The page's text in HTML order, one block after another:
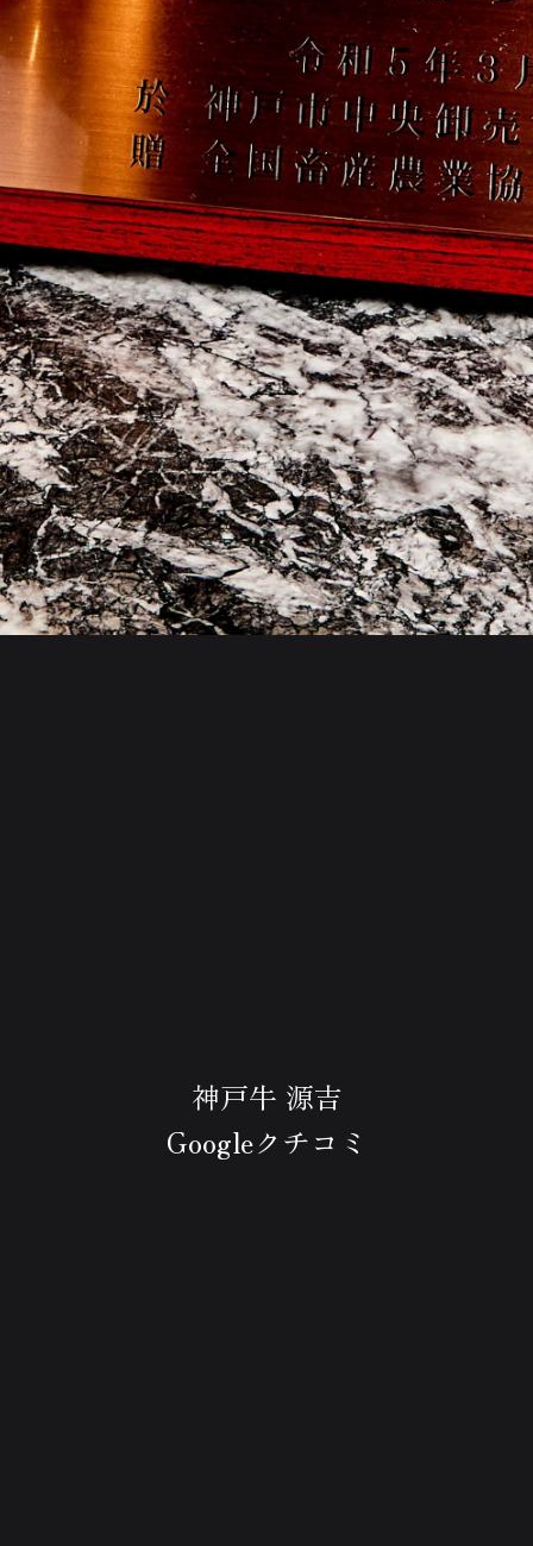
神戸牛 源吉
Googleクチコミ